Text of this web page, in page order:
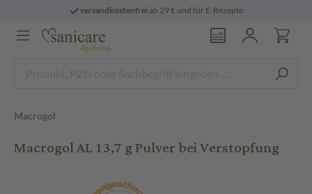
versandkostenfreiab 29 € und für E-Rezepte
Macrogol
Macrogol AL 13,7 g Pulver bei Verstopfung